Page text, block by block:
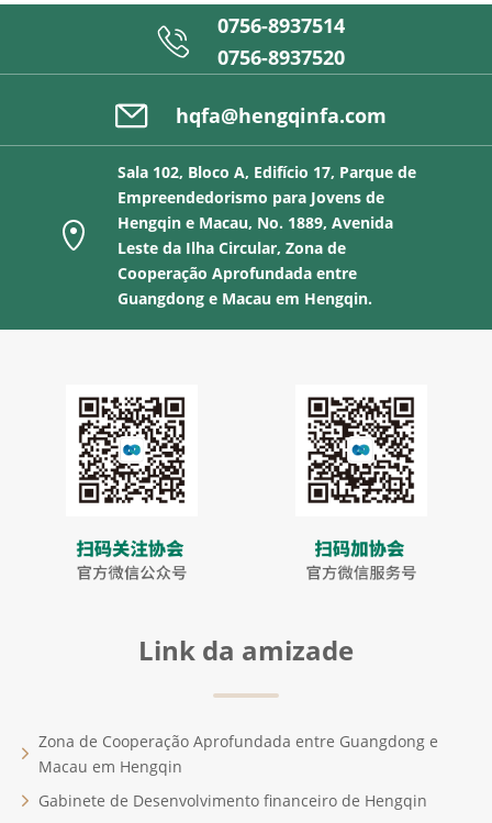

0756-8937514
0756-8937520
 hqfa@hengqinfa.com

Sala 102, Bloco A, Edifício 17, Parque de
Empreendedorismo para Jovens de
Hengqin e Macau, No. 1889, Avenida
Leste da Ilha Circular, Zona de
Cooperação Aprofundada entre
Guangdong e Macau em Hengqin.
Link da amizade
Zona de Cooperação Aprofundada entre Guangdong e
Macau em Hengqin
Gabinete de Desenvolvimento financeiro de Hengqin